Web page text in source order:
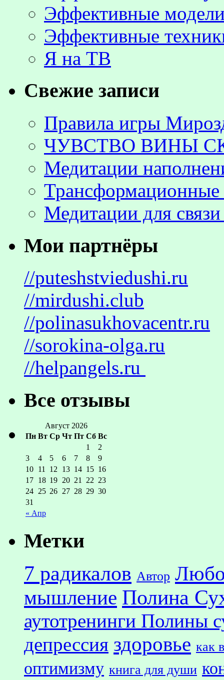
Эффективные
Эффективные
Я на ТВ
Свежие записи
Правила игры
ЧУВСТВО ВИНЫ
Медитации
Трансформационные
Медитации для
Мои партнёры
//puteshstviedushi.ru
//mirdushi.club
//polinasukhovacentr.ru
//sorokina-olga.ru
//helpangels.ru
Все отзывы
Август 2026
Пн Вт Ср Чт Пт Сб Вс
« Апр
1
2
3
4 5 6 7 8
9
10 11 12 13 14 15 16
17 18 19 20 21 22 23
24 25 26 27 28 29 30
31
Метки
7 радикалов Автор
мышление Полина
аутотренинги Полины
депрессия здоровье как
оптимизму книга для души